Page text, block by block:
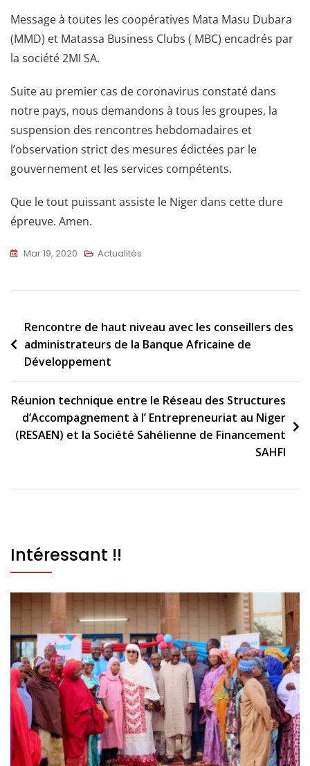
Message à toutes les coopératives Mata Masu Dubara
(MMD) et Matassa Business Clubs ( MBC) encadrés par
la société 2MI SA.
Suite au premier cas de coronavirus constaté dans
notre pays, nous demandons à tous les groupes, la
suspension des rencontres hebdomadaires et
l’observation strict des mesures édictées par le
gouvernement et les services compétents.
Que le tout puissant assiste le Niger dans cette dure
épreuve. Amen.
Mar 19, 2020 Actualités
Rencontre de haut niveau avec les conseillers des
administrateurs de la Banque Africaine de
Développement
Réunion technique entre le Réseau des Structures
d’Accompagnement à l’ Entrepreneuriat au Niger
(RESAEN) et la Société Sahélienne de Financement
SAHFI
Intéressant !!